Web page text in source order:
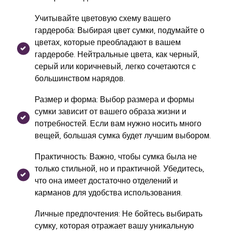
Учитывайте цветовую схему вашего
гардероба: Выбирая цвет сумки, подумайте о
цветах, которые преобладают в вашем
гардеробе. Нейтральные цвета, как черный,
серый или коричневый, легко сочетаются с
большинством нарядов.
Размер и форма: Выбор размера и формы
сумки зависит от вашего образа жизни и
потребностей. Если вам нужно носить много
вещей, большая сумка будет лучшим выбором.
Практичность: Важно, чтобы сумка была не
только стильной, но и практичной. Убедитесь,
что она имеет достаточно отделений и
карманов для удобства использования.
Личные предпочтения: Не бойтесь выбирать
сумку, которая отражает вашу уникальную